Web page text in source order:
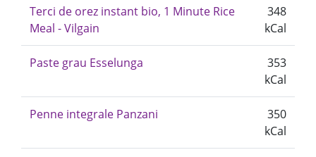
Terci de orez instant bio, 1 Minute Rice
Meal - Vilgain
348
kCal
Paste grau Esselunga
353
kCal
Penne integrale Panzani
350
kCal